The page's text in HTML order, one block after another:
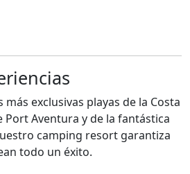
exclusivas playas de la Costa
Port Aventura y de la fantástica
camping resort garantiza
todo un éxito.